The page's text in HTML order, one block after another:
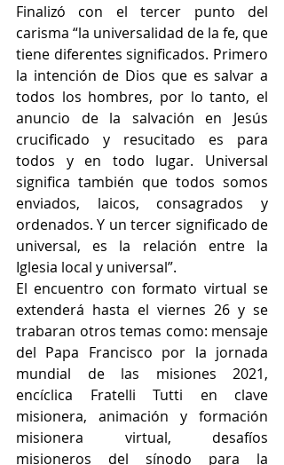
Finalizó con el tercer punto del
carisma “la universalidad de la fe, que
tiene diferentes significados. Primero
la intención de Dios que es salvar a
todos los hombres, por lo tanto, el
anuncio de la salvación en Jesús
crucificado y resucitado es para
todos y en todo lugar. Universal
significa también que todos somos
enviados, laicos, consagrados y
ordenados. Y un tercer significado de
universal, es la relación entre la
Iglesia local y universal”.
El encuentro con formato virtual se
extenderá hasta el viernes 26 y se
trabaran otros temas como: mensaje
del Papa Francisco por la jornada
mundial de las misiones 2021,
encíclica Fratelli Tutti en clave
misionera, animación y formación
misionera virtual, desafíos
misioneros del sínodo para la